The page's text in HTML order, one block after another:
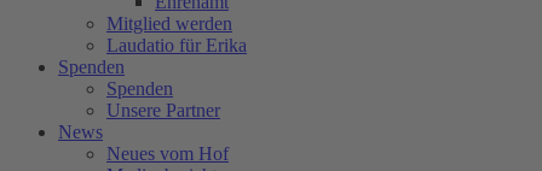
Mitglied werden
Laudatio für Erika
Spenden
Spenden
Unsere Partner
News
Neues vom Hof